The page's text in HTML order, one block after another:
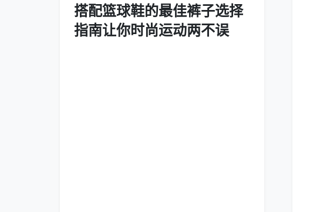
搭配篮球鞋的最佳裤子选择
指南让你时尚运动两不误